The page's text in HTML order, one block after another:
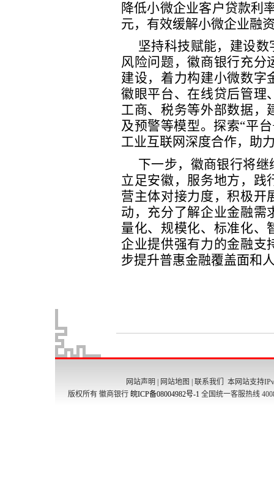
网站声明 网站地图 联系我们
本网站支持
版权所有 徽商银行 皖ICP备08004982号-1 全国统一客服热线